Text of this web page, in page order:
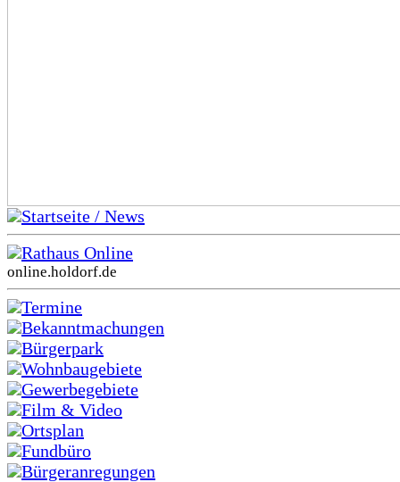
Startseite / News
Rathaus Online
online.holdorf.de
Termine
Bekanntmachungen
Bürgerpark
Wohnbaugebiete
Gewerbegebiete
Film & Video
Ortsplan
Fundbüro
Bürgeranregungen